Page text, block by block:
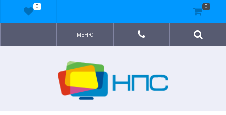
МЕНЮ
0 0